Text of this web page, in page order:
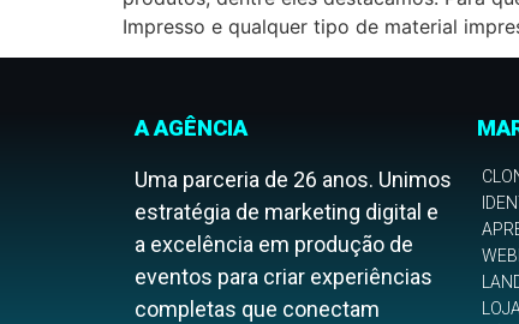
Impresso e qualquer tipo de material
A AGÊNCIA
Uma parceria de 26 anos. Unimos
estratégia de marketing digital e
a excelência em produção de
eventos para criar experiências
completas que conectam